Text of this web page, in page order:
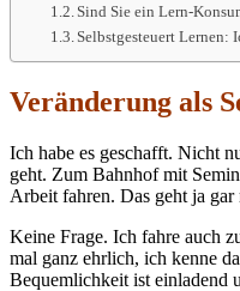
Sind Sie ein Lern-
Selbstgesteuert Lernen:
Veränderung als
Ich habe es geschafft. Nicht
geht. Zum Bahnhof mit
Arbeit fahren. Das geht ja gar
Keine Frage. Ich fahre auch
mal ganz ehrlich, ich kenne
Bequemlichkeit ist einladend